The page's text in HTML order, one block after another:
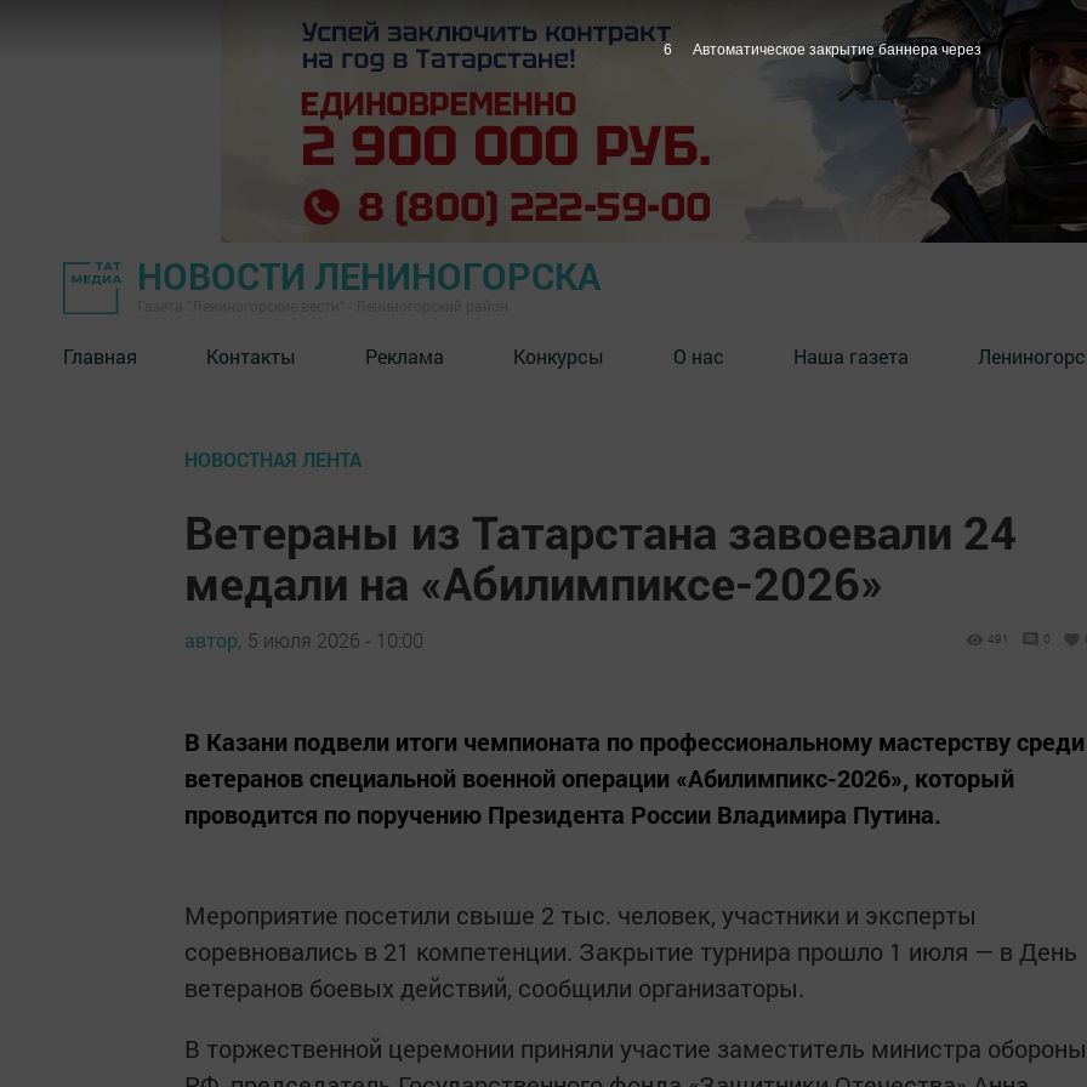
НОВОСТИ ЛЕНИНОГОРСКА
Главная Контакты Реклама Конкурсы О нас Наша газета
НОВОСТНАЯ ЛЕНТА
Ветераны из Татарстана завоевали 24
медали на «Абилимпиксе-2026»
автор, 5 июля 2026 - 10:00 491 0
В Казани подвели итоги чемпионата по профессиональному мастерству среди
ветеранов специальной военной операции «Абилимпикс-2026», который
проводится по поручению Президента России Владимира Путина.
Мероприятие посетили свыше 2 тыс. человек, участники и эксперты
соревновались в 21 компетенции. Закрытие турнира прошло 1 июля — в День
ветеранов боевых действий, сообщили организаторы.
В торжественной церемонии приняли участие заместитель министра обороны
5 Автоматическое закрытие баннера через